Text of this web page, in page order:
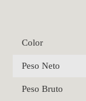
Color
Peso Neto
Peso Bruto